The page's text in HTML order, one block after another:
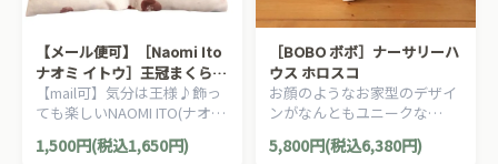
【メール便可】［Naomi Ito
ナオミ イトウ］王冠まくら
アメザイク
【mail可】気分は王様♪飾っ
ても楽しいNAOMI ITO(ナオミ
イトウ)のドーナツ枕です。
表面の生地はダブルガーゼを
1,500円(税込1,650円)
［BOBO ボボ］ナーサリーハ
ウス ホロスコ
お顔のようなお家型のデザイ
ンがなんともユニークな
BOBOのベビーアイテム収納
ケース。Lサイズのおむつが
5,800円(税込6,380円)